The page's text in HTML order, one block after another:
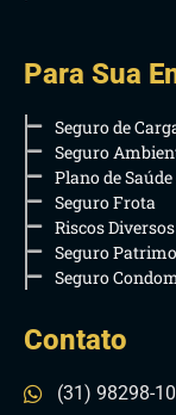
Para Sua
Seguro de
Seguro
Plano de
Seguro Frota
Riscos Diversos
Seguro
Seguro
Contato
(31) 98298-